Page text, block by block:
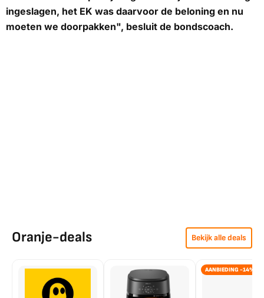
ingeslagen, het EK was daarvoor de beloning en nu
moeten we doorpakken", besluit de bondscoach.
Oranje-deals Bekijk alle deals
AANBIEDING -14%